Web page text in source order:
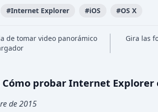
#Internet Explorer #iOS #OS X
de tomar video panorámico
Gira las
Cómo probar Internet Explorer
de 2015